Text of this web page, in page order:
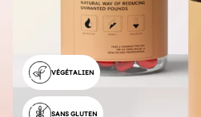
VÉGÉTALIEN
SANS GLUTEN